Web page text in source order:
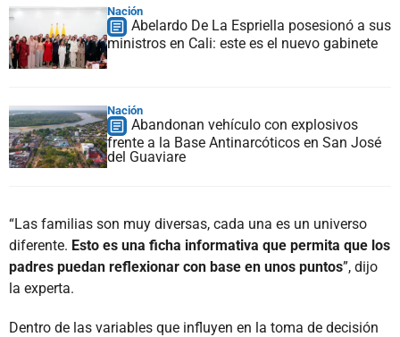
Nación
Abelardo De La Espriella posesionó a sus
ministros en Cali: este es el nuevo gabinete
Nación
Abandonan vehículo con explosivos
frente a la Base Antinarcóticos en San José
del Guaviare
“Las familias son muy diversas, cada una es un universo
diferente. Esto es una ficha informativa que permita que los
padres puedan reflexionar con base en unos puntos”, dijo
la experta.
Dentro de las variables que influyen en la toma de decisión